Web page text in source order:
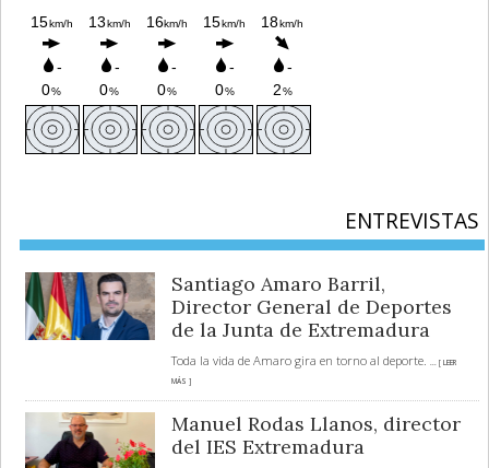
ENTREVISTAS
Santiago Amaro Barril,
Director General de Deportes
de la Junta de Extremadura
Toda la vida de Amaro gira en torno al deporte. ... [ LEER
MÁS ]
Manuel Rodas Llanos, director
del IES Extremadura